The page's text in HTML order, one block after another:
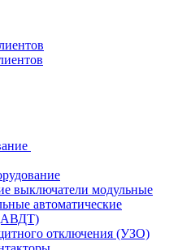
выключатели модульные
автоматические
отключения (УЗО)